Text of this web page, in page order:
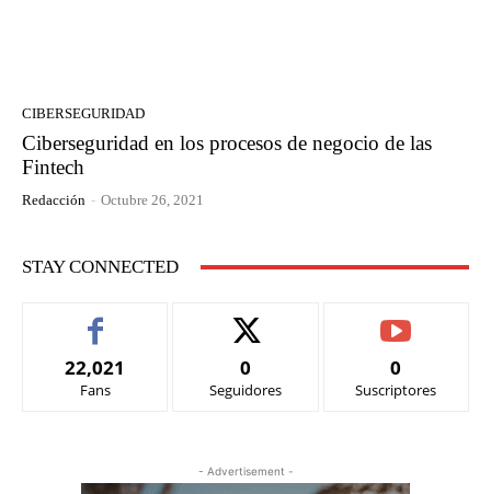
CIBERSEGURIDAD
Ciberseguridad en los procesos de negocio de las
Fintech
Redacción - Octubre 26, 2021
STAY CONNECTED
22,021
Fans
0
Seguidores
0
Suscriptores
- Advertisement -